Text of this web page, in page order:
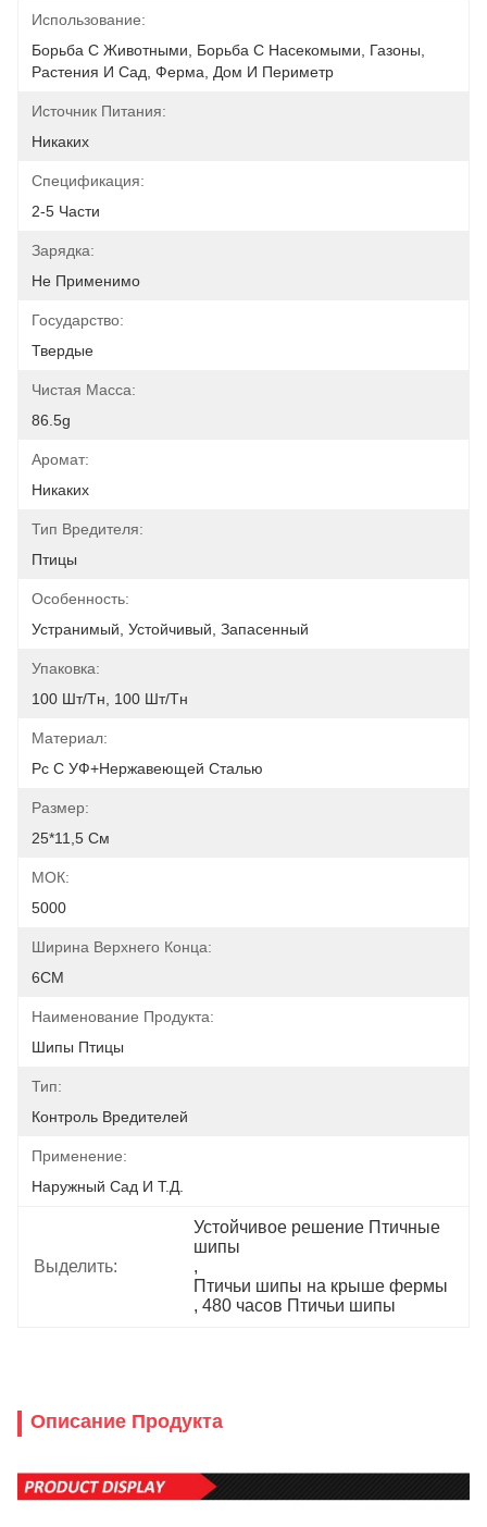
Использование:
Борьба С Животными, Борьба С Насекомыми, Газоны,
Растения И Сад, Ферма, Дом И Периметр
Источник Питания:
Никаких
Спецификация:
2-5 Части
Зарядка:
Не Применимо
Государство:
Твердые
Чистая Масса:
86.5g
Аромат:
Никаких
Тип Вредителя:
Птицы
Особенность:
Устранимый, Устойчивый, Запасенный
Упаковка:
100 Шт/тн, 100 Шт/тн
Материал:
Pc С УФ+нержавеющей Сталью
Размер:
25*11,5 См
МОК:
5000
Ширина Верхнего Конца:
6CM
Наименование Продукта:
Шипы Птицы
Тип:
Контроль Вредителей
Применение:
Наружный Сад И Т.д.
Выделить:
Устойчивое решение Птичные
шипы
,
Птичьи шипы на крыше фермы
, 480 часов Птичьи шипы
Описание Продукта